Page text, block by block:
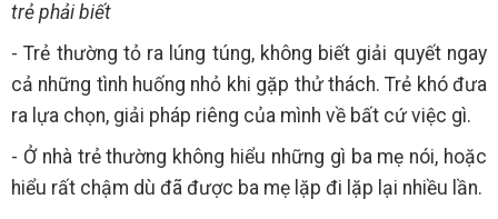
trẻ phải biết
- Trẻ thường tỏ ra lúng túng, không biết giải quyết ngay
cả những tình huống nhỏ khi gặp thử thách. Trẻ khó đưa
ra lựa chọn, giải pháp riêng của mình về bất cứ việc gì.
- Ở nhà trẻ thường không hiểu những gì ba mẹ nói, hoặc
hiểu rất chậm dù đã được ba mẹ lặp đi lặp lại nhiều lần.